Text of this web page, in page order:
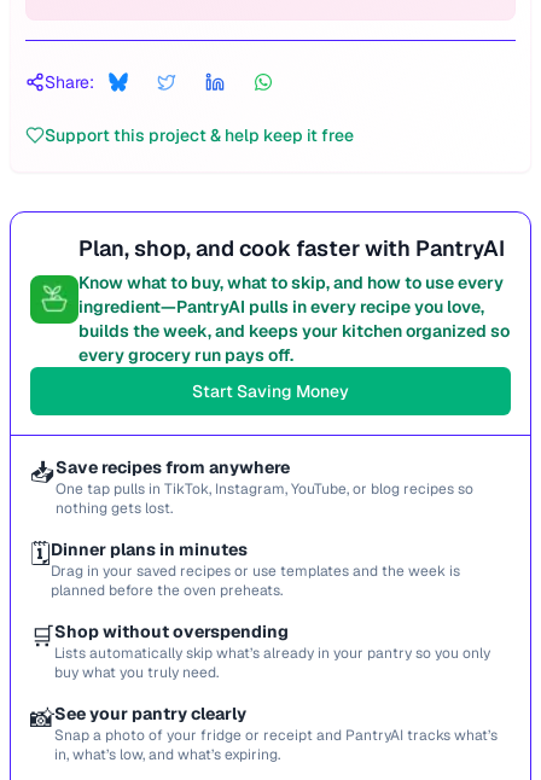
Share:
Support this project & help keep it free
Plan, shop, and cook faster with PantryAI
Know what to buy, what to skip, and how to use every
ingredient—PantryAI pulls in every recipe you love,
builds the week, and keeps your kitchen organized so
every grocery run pays off.
Start Saving Money
📥Save recipes from anywhere
One tap pulls in TikTok, Instagram, YouTube, or blog recipes so
nothing gets lost.
🗓️Dinner plans in minutes
Drag in your saved recipes or use templates and the week is
planned before the oven preheats.
🛒Shop without overspending
Lists automatically skip what’s already in your pantry so you only
buy what you truly need.
📸See your pantry clearly
Snap a photo of your fridge or receipt and PantryAI tracks what’s
in, what’s low, and what’s expiring.